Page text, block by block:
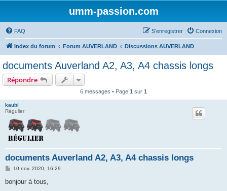
umm-passion.com
FAQ Connexion
S’enregistrer
Index du forum Forum AUVERLAND Discussions AUVERLAND
documents Auverland A2, A3, A4 chassis longs
Répondre
6 messages • Page 1 sur 1
kaubi
Régulier
documents Auverland A2, A3, A4 chassis longs
M
s
10 nov. 2020, 16:29
bonjour à tous,